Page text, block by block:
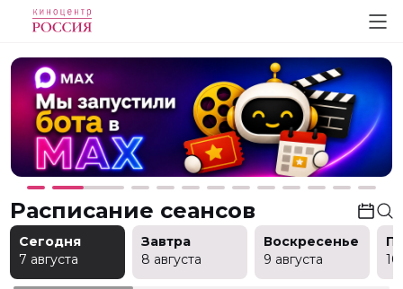
Расписание сеансов
Сегодня
7 августа
Завтра
8 августа
Воскресенье
9 августа
10